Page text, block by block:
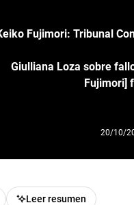
Fujimori: Tribunal
Giulliana Loza sobre
Fujimori]
20/10/
Leer resumen